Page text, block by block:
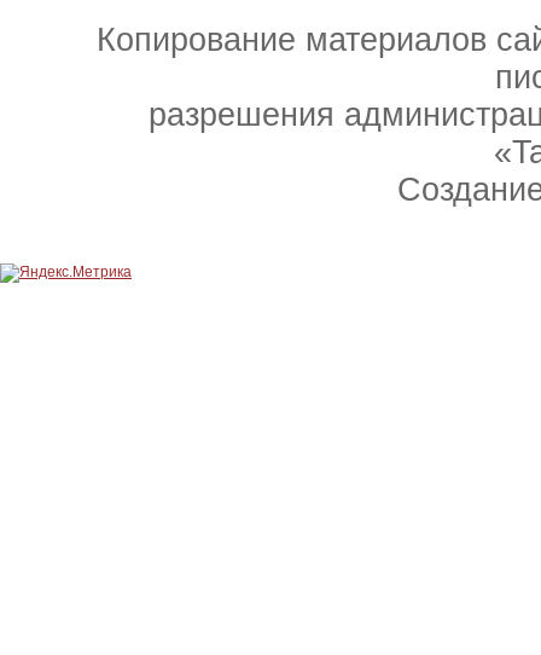
Копирование материалов
разрешения